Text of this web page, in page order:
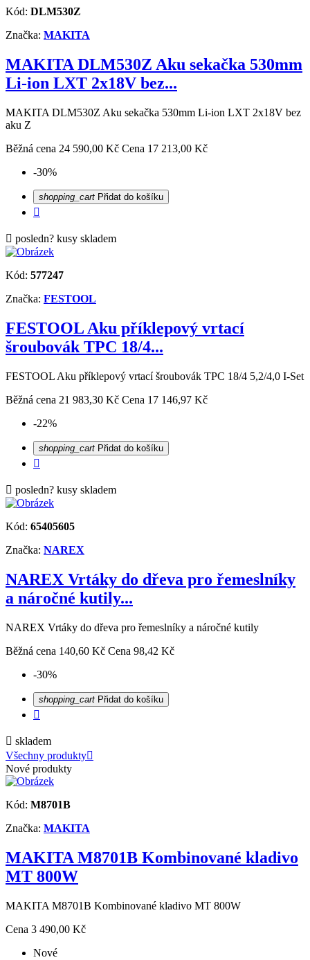
Kód: DLM530Z
Značka: MAKITA
MAKITA DLM530Z Aku sekačka 530mm
Li-ion LXT 2x18V bez...
MAKITA DLM530Z Aku sekačka 530mm Li-ion LXT 2x18V bez
aku Z
Běžná cena 24 590,00 Kč Cena 17 213,00 Kč
-30%
shopping_cart Přidat do košíku

 posledn? kusy skladem
Kód: 577247
Značka: FESTOOL
FESTOOL Aku příklepový vrtací
šroubovák TPC 18/4...
FESTOOL Aku příklepový vrtací šroubovák TPC 18/4 5,2/4,0 I-Set
Běžná cena 21 983,30 Kč Cena 17 146,97 Kč
-22%
shopping_cart Přidat do košíku

 posledn? kusy skladem
Kód: 65405605
Značka: NAREX
NAREX Vrtáky do dřeva pro řemeslníky
a náročné kutily...
NAREX Vrtáky do dřeva pro řemeslníky a náročné kutily
Běžná cena 140,60 Kč Cena 98,42 Kč
-30%
shopping_cart Přidat do košíku

 skladem
Všechny produkty
Nové produkty
Kód: M8701B
Značka: MAKITA
MAKITA M8701B Kombinované kladivo
MT 800W
MAKITA M8701B Kombinované kladivo MT 800W
Cena 3 490,00 Kč
Nové